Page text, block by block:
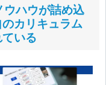
ウハウが詰め込
カリキュラム
いる